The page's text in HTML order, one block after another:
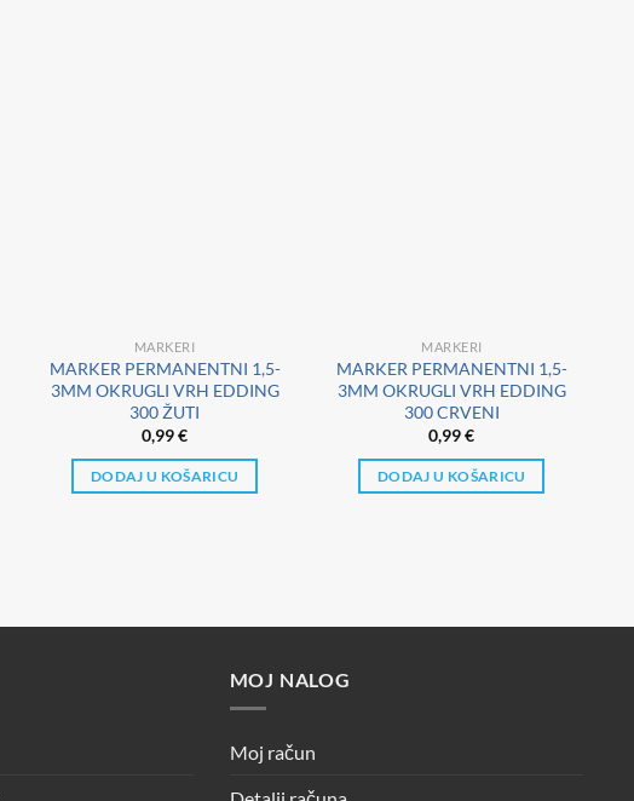
MARKERI
MARKER PERMANENTNI 1,5-
3MM OKRUGLI VRH EDDING
300 ŽUTI
0,99€
DODAJ U KOŠARICU
MARKERI
MARKER PERMANENTNI 1,5-
3MM OKRUGLI VRH EDDING
300 CRVENI
0,99€
DODAJ U KOŠARICU
MOJ NALOG
Moj račun